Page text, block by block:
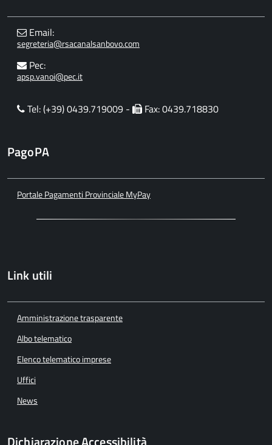
Email:
segreteria@rsacanalsanbovo.com
Pec:
apsp.vanoi@pec.it
Tel: (+39) 0439.719009 - Fax: 0439.718830
PagoPA
Portale Pagamenti Provinciale MyPay
Link utili
Amministrazione trasparente
Albo telematico
Elenco telematico imprese
Uffici
News